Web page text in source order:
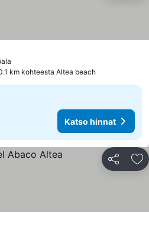
km kohteesta Altea beach
Katso hinnat
Jaa